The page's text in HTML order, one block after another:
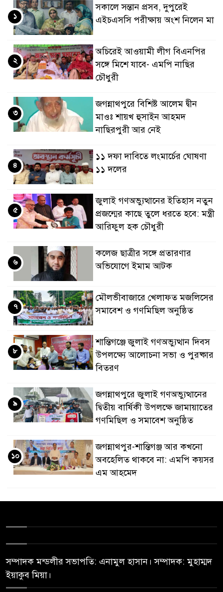
সকালে সন্তান প্রসব, দুপুরেই
এইচএসসি পরীক্ষায় অংশ নিলেন মা
১
অচিরেই আওয়ামী লীগ বিএনপির
সঙ্গে মিশে যাবে- এমপি নাছির
চৌধুরী
২
জগন্নাথপুরে বিশিষ্ট আলেম দ্বীন
মাওঃ শায়খ হুসাইন আহমদ
নাছিরপুরী আর নেই
৩
১১ দফা দাবিতে লংমার্চের ঘোষণা
১১ দলের
৪
জুলাই গণঅভ্যুত্থানের ইতিহাস নতুন
প্রজন্মের কাছে তুলে ধরতে হবে: মন্ত্রী
আরিফুল হক চৌধুরী
৫
কলেজ ছাত্রীর সঙ্গে প্রতারণার
অভিযোগে ইমাম আটক
৬
মৌলভীবাজারে খেলাফত মজলিসের
সমাবেশ ও গণমিছিল অনুষ্ঠিত
৭
শান্তিগঞ্জে জুলাই গণঅভ্যুত্থান দিবস
উপলক্ষ্যে আলোচনা সভা ও পুরষ্কার
বিতরণ
৮
জগন্নাথপুরে জুলাই গণঅভ্যুত্থানের
দ্বিতীয় বার্ষিকী উপলক্ষে জামায়াতের
গণমিছিল ও সমাবেশ অনুষ্ঠিত
৯
জগন্নাথপুর-শান্তিগঞ্জ আর কখনো
অবহেলিত থাকবে না: এমপি কয়সর
এম আহমেদ
১০
সম্পাদক মন্ডলীর সভাপতি: এনামুল হাসান। সম্পাদক: মুহাম্মদ
ইয়াকুব মিয়া।